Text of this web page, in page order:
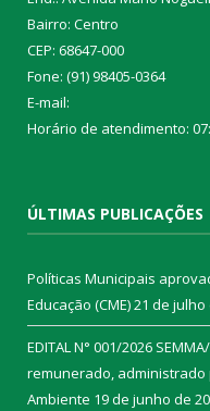
Bairro: Centro
CEP: 68647-000
Fone: (91) 98405-0364
E-mail:
Horário de atendimento:
ÚLTIMAS PUBLICAÇÕES
Políticas Municipais
Educação (CME)21 de julho
EDITAL N° 001/2026
remunerado, administrado
Ambiente 19 de junho de